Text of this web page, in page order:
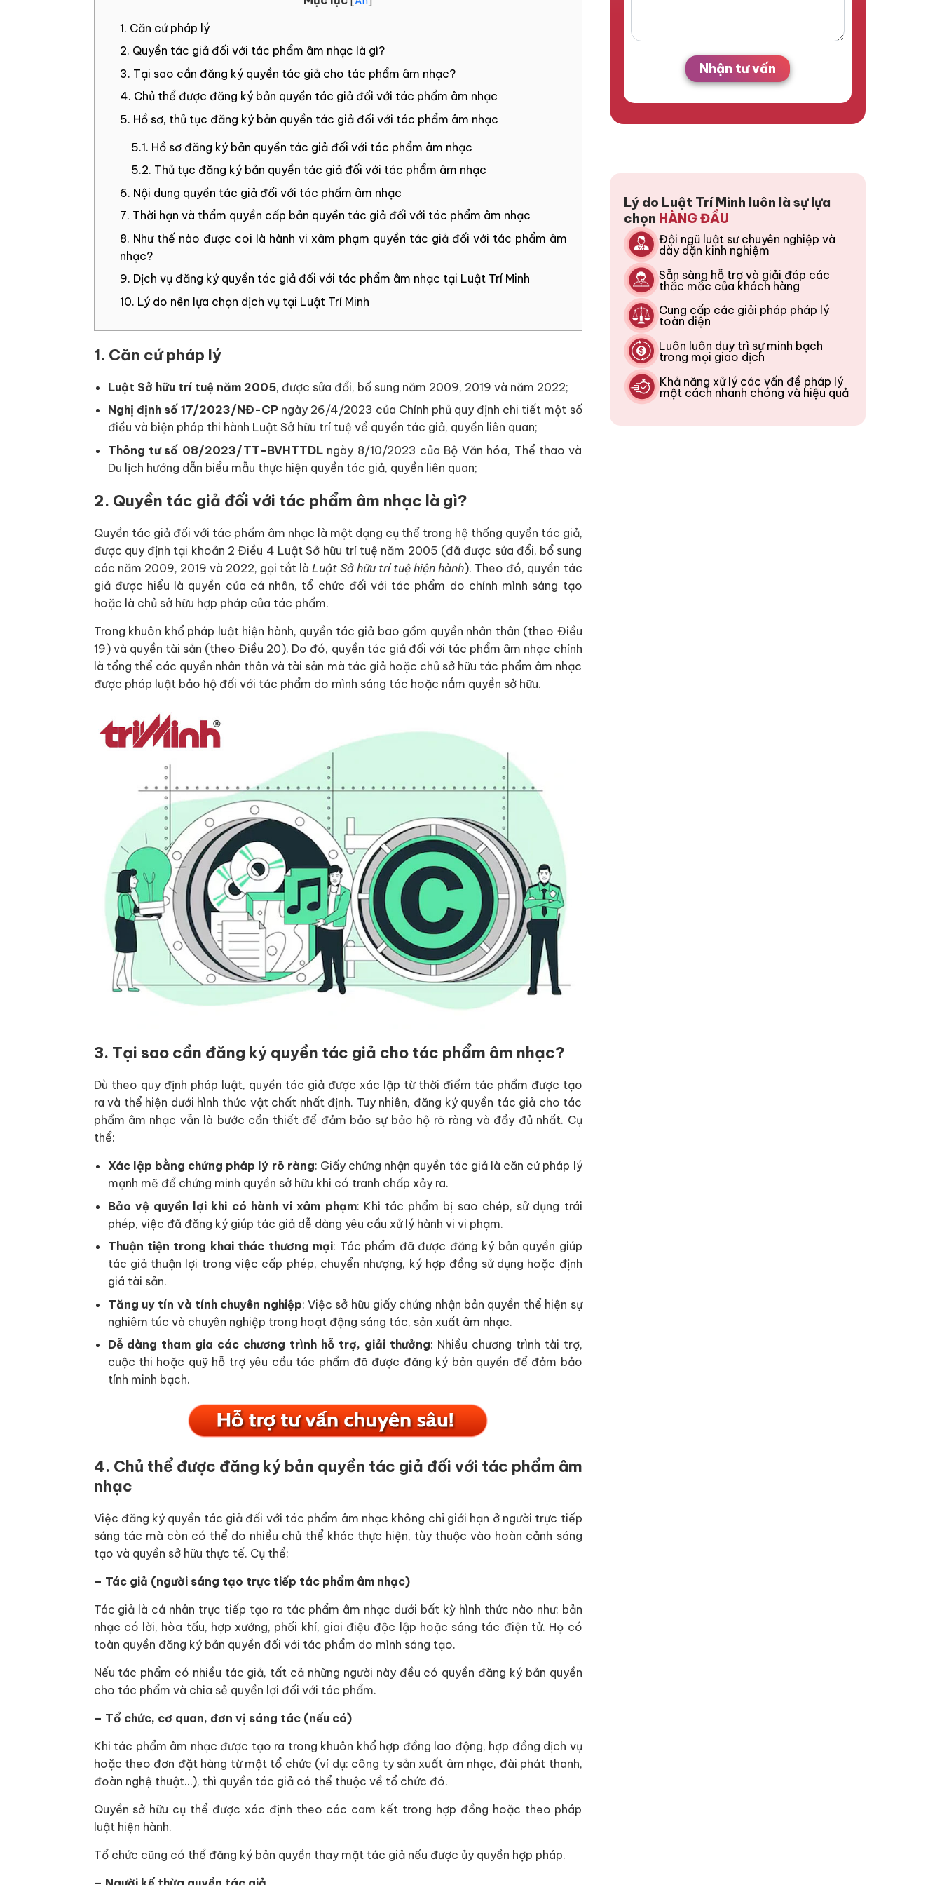
1. Căn cứ pháp lý
2. Quyền tác giả đối với tác phẩm âm nhạc là gì?
3. Tại sao cần đăng ký quyền tác giả cho tác phẩm âm nhạc?
4. Chủ thể được đăng ký bản quyền tác giả đối với tác phẩm âm nhạc
5. Hồ sơ, thủ tục đăng ký bản quyền tác giả đối với tác phẩm âm nhạc
5.1. Hồ sơ đăng ký bản quyền tác giả đối với tác phẩm âm nhạc
5.2. Thủ tục đăng ký bản quyền tác giả đối với tác phẩm âm nhạc
6. Nội dung quyền tác giả đối với tác phẩm âm nhạc
7. Thời hạn và thẩm quyền cấp bản quyền tác giả đối với tác phẩm âm nhạc
8. Như thế nào được coi là hành vi xâm phạm quyền tác giả đối với tác phẩm âm
nhạc?
9. Dịch vụ đăng ký quyền tác giả đối với tác phẩm âm nhạc tại Luật Trí Minh
10. Lý do nên lựa chọn dịch vụ tại Luật Trí Minh
1. Căn cứ pháp lý
Luật Sở hữu trí tuệ năm 2005, được sửa đổi, bổ sung năm 2009, 2019 và năm 2022;
Nghị định số 17/2023/NĐ-CPngày 26/4/2023 của Chính phủ quy định chi tiết một số
điều và biện pháp thi hành Luật Sở hữu trí tuệ về quyền tác giả, quyền liên quan;
Thông tư số 08/2023/TT-BVHTTDLngày 8/10/2023 của Bộ Văn hóa, Thể thao và
Du lịch hướng dẫn biểu mẫu thực hiện quyền tác giả, quyền liên quan;
2. Quyền tác giả đối với tác phẩm âm nhạc là gì?
Quyền tác giả đối với tác phẩm âm nhạc là một dạng cụ thể trong hệ thống quyền tác giả,
được quy định tại khoản 2 Điều 4 Luật Sở hữu trí tuệ năm 2005 (đã được sửa đổi, bổ sung
các năm 2009, 2019 và 2022, gọi tắt là Luật Sở hữu trí tuệ hiện hành). Theo đó, quyền tác
giả được hiểu là quyền của cá nhân, tổ chức đối với tác phẩm do chính mình sáng tạo
hoặc là chủ sở hữu hợp pháp của tác phẩm.
Trong khuôn khổ pháp luật hiện hành, quyền tác giả bao gồm quyền nhân thân (theo Điều
19) và quyền tài sản (theo Điều 20). Do đó, quyền tác giả đối với tác phẩm âm nhạc chính
là tổng thể các quyền nhân thân và tài sản mà tác giả hoặc chủ sở hữu tác phẩm âm nhạc
được pháp luật bảo hộ đối với tác phẩm do mình sáng tác hoặc nắm quyền sở hữu.
3. Tại sao cần đăng ký quyền tác giả cho tác phẩm âm nhạc?
Dù theo quy định pháp luật, quyền tác giả được xác lập từ thời điểm tác phẩm được tạo
ra và thể hiện dưới hình thức vật chất nhất định. Tuy nhiên, đăng ký quyền tác giả cho tác
phẩm âm nhạc vẫn là bước cần thiết để đảm bảo sự bảo hộ rõ ràng và đầy đủ nhất. Cụ
thể:
Xác lập bằng chứng pháp lý rõ ràng: Giấy chứng nhận quyền tác giả là căn cứ pháp lý
mạnh mẽ để chứng minh quyền sở hữu khi có tranh chấp xảy ra.
Bảo vệ quyền lợi khi có hành vi xâm phạm: Khi tác phẩm bị sao chép, sử dụng trái
phép, việc đã đăng ký giúp tác giả dễ dàng yêu cầu xử lý hành vi vi phạm.
Thuận tiện trong khai thác thương mại: Tác phẩm đã được đăng ký bản quyền giúp
tác giả thuận lợi trong việc cấp phép, chuyển nhượng, ký hợp đồng sử dụng hoặc định
giá tài sản.
Tăng uy tín và tính chuyên nghiệp: Việc sở hữu giấy chứng nhận bản quyền thể hiện sự
nghiêm túc và chuyên nghiệp trong hoạt động sáng tác, sản xuất âm nhạc.
Dễ dàng tham gia các chương trình hỗ trợ, giải thưởng: Nhiều chương trình tài trợ,
cuộc thi hoặc quỹ hỗ trợ yêu cầu tác phẩm đã được đăng ký bản quyền để đảm bảo
tính minh bạch.
4. Chủ thể được đăng ký bản quyền tác giả đối với tác phẩm âm
nhạc
Việc đăng ký quyền tác giả đối với tác phẩm âm nhạc không chỉ giới hạn ở người trực tiếp
sáng tác mà còn có thể do nhiều chủ thể khác thực hiện, tùy thuộc vào hoàn cảnh sáng
tạo và quyền sở hữu thực tế. Cụ thể:
– Tác giả (người sáng tạo trực tiếp tác phẩm âm nhạc)
Tác giả là cá nhân trực tiếp tạo ra tác phẩm âm nhạc dưới bất kỳ hình thức nào như: bản
nhạc có lời, hòa tấu, hợp xướng, phối khí, giai điệu độc lập hoặc sáng tác điện tử. Họ có
toàn quyền đăng ký bản quyền đối với tác phẩm do mình sáng tạo.
Nếu tác phẩm có nhiều tác giả, tất cả những người này đều có quyền đăng ký bản quyền
cho tác phẩm và chia sẻ quyền lợi đối với tác phẩm.
– Tổ chức, cơ quan, đơn vị sáng tác (nếu có)
Khi tác phẩm âm nhạc được tạo ra trong khuôn khổ hợp đồng lao động, hợp đồng dịch vụ
hoặc theo đơn đặt hàng từ một tổ chức (ví dụ: công ty sản xuất âm nhạc, đài phát thanh,
đoàn nghệ thuật…), thì quyền tác giả có thể thuộc về tổ chức đó.
Quyền sở hữu cụ thể được xác định theo các cam kết trong hợp đồng hoặc theo pháp
luật hiện hành.
Tổ chức cũng có thể đăng ký bản quyền thay mặt tác giả nếu được ủy quyền hợp pháp.
Nhận tư vấn
Lý do Luật Trí Minh luôn là sự lựa
chọn HÀNG ĐẦU
Đội ngũ luật sư chuyên nghiệp và
dày dặn kinh nghiệm
Sẵn sàng hỗ trợ và giải đáp các
thắc mắc của khách hàng
Cung cấp các giải pháp pháp lý
toàn diện
Luôn luôn duy trì sự minh bạch
trong mọi giao dịch
Khả năng xử lý các vấn đề pháp lý
một cách nhanh chóng và hiệu quả